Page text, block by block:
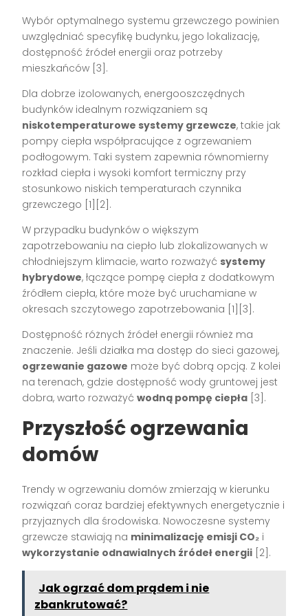
Wybór optymalnego systemu grzewczego powinien
uwzględniać specyfikę budynku, jego lokalizację,
dostępność źródeł energii oraz potrzeby
mieszkańców [3].
Dla dobrze izolowanych, energooszczędnych
budynków idealnym rozwiązaniem są
niskotemperaturowe systemy grzewcze, takie jak
pompy ciepła współpracujące z ogrzewaniem
podłogowym. Taki system zapewnia równomierny
rozkład ciepła i wysoki komfort termiczny przy
stosunkowo niskich temperaturach czynnika
grzewczego [1][2].
W przypadku budynków o większym
zapotrzebowaniu na ciepło lub zlokalizowanych w
chłodniejszym klimacie, warto rozważyć systemy
hybrydowe, łączące pompę ciepła z dodatkowym
źródłem ciepła, które może być uruchamiane w
okresach szczytowego zapotrzebowania [1][3].
Dostępność różnych źródeł energii również ma
znaczenie. Jeśli działka ma dostęp do sieci gazowej,
ogrzewanie gazowe może być dobrą opcją. Z kolei
na terenach, gdzie dostępność wody gruntowej jest
dobra, warto rozważyćwodną pompę ciepła [3].
Przyszłość ogrzewania
domów
Trendy w ogrzewaniu domów zmierzają w kierunku
rozwiązań coraz bardziej efektywnych energetycznie i
przyjaznych dla środowiska. Nowoczesne systemy
grzewcze stawiają na minimalizację emisji CO₂ i
wykorzystanie odnawialnych źródeł energii [2].
Jak ogrzać dom prądem i nie
zbankrutować?